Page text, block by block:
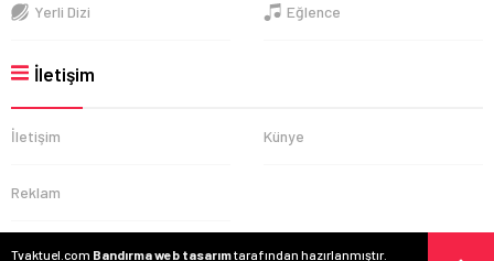
Yerli Dizi Eğlence
İletişim
İletişim Künye
Reklam
Tvaktuel.com Bandırma web tasarımtarafından hazırlanmıştır.